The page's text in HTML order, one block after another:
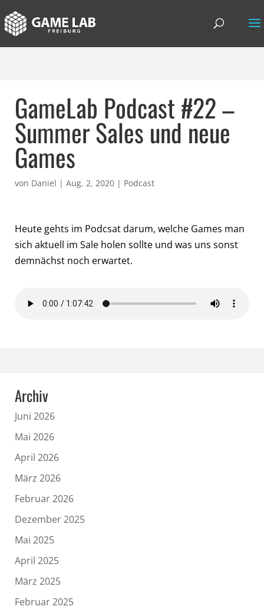
GameLab Podcast #22 –
Summer Sales und neue
Games
von Daniel | Aug. 2, 2020 | Podcast
Heute gehts im Podcsat darum, welche Games man
sich aktuell im Sale holen sollte und was uns sonst
demnächst noch erwartet.
Archiv
Juni 2026
Mai 2026
April 2026
März 2026
Februar 2026
Dezember 2025
Mai 2025
April 2025
März 2025
Februar 2025